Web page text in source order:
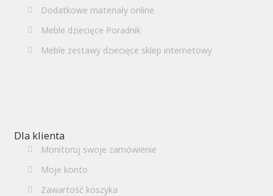
Dodatkowe materiały online
Meble dziecięce Poradnik
Meble zestawy dziecięce sklep internetowy
Dla klienta
Monitoruj swoje zamówienie
Moje konto
Zawartość koszyka